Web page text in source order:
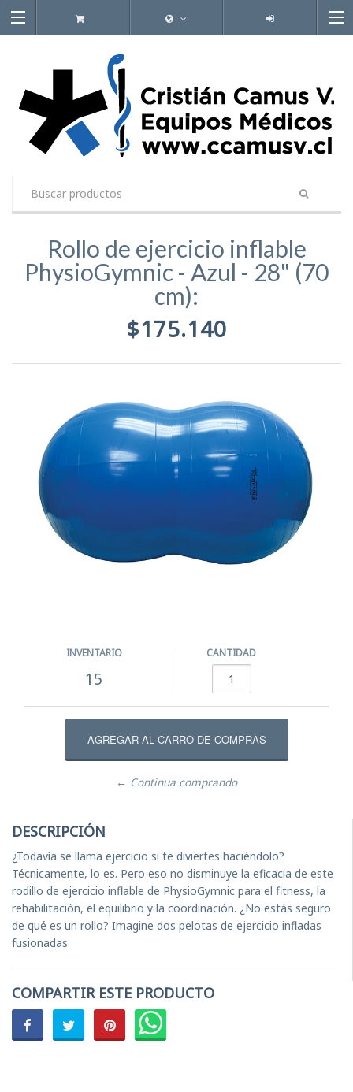
Rollo de ejercicio inflable
PhysioGymnic - Azul - 28" (70
cm):
$175.140
INVENTARIO
15
CANTIDAD
← Continua comprando
DESCRIPCIÓN
¿Todavía se llama ejercicio si te diviertes haciéndolo?
Técnicamente, lo es. Pero eso no disminuye la eficacia de este
rodillo de ejercicio inflable de PhysioGymnic para el fitness, la
rehabilitación, el equilibrio y la coordinación. ¿No estás seguro
de qué es un rollo? Imagine dos pelotas de ejercicio infladas
fusionadas
COMPARTIR ESTE PRODUCTO